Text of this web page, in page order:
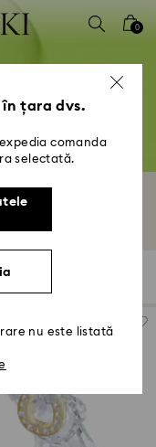
0
concepute pentru a
după
în țara dvs.
comanda
selectată.
nu este listată